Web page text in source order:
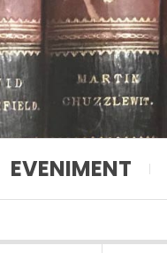
EVENIMENT